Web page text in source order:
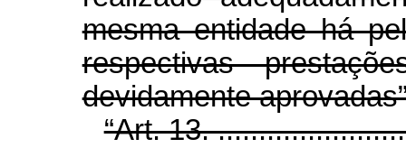
mesma entidade há
respectivas
devidamente
“Art. 13.